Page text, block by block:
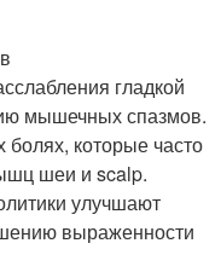
гладкой
мышечных спазмов.
которые часто
шеи и scalp.
улучшают
выраженности